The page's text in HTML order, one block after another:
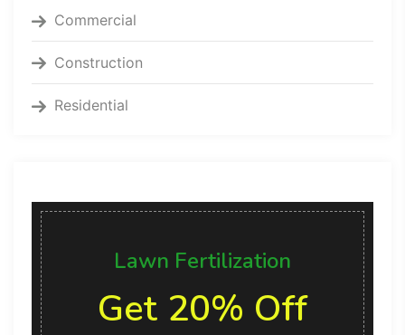
Commercial
Construction
Residential
Lawn Fertilization
Get 20% Off